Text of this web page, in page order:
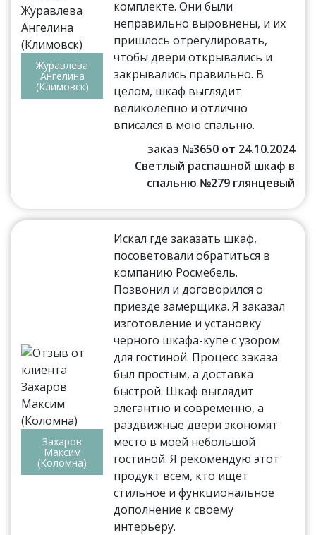
Журавлева
Ангелина
(Климовск)
комплекте. Они были
неправильно выровнены, и их
пришлось отрегулировать,
чтобы двери открывались и
закрывались правильно. В
целом, шкаф выглядит
великолепно и отлично
вписался в мою спальню.
заказ №3650 от 24.10.2024
Светлый распашной шкаф в
спальню №279 глянцевый
Захаров
Максим
(Коломна)
Искал где заказать шкаф,
посоветовали обратиться в
компанию Росмебель.
Позвонил и договорился о
приезде замерщика. Я заказал
изготовление и установку
черного шкафа-купе с узором
для гостиной. Процесс заказа
был простым, а доставка
быстрой. Шкаф выглядит
элегантно и современно, а
раздвижные двери экономят
место в моей небольшой
гостиной. Я рекомендую этот
продукт всем, кто ищет
стильное и функциональное
дополнение к своему
интерьеру.